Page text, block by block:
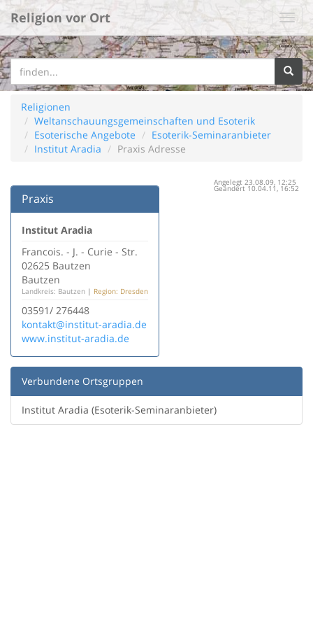
Religion vor Ort
Religionen
Weltanschauungsgemeinschaften und Esoterik
Esoterische Angebote
Esoterik-Seminaranbieter
Institut Aradia
Praxis Adresse
Angelegt 23.08.09, 12:25
Geändert 10.04.11, 16:52
Praxis
Institut Aradia
Francois. - J. - Curie - Str.
02625 Bautzen
Bautzen
Landkreis: Bautzen | Region: Dresden
03591/ 276448
kontakt@institut-aradia.de
www.institut-aradia.de
Verbundene Ortsgruppen
Institut Aradia (Esoterik-Seminaranbieter)